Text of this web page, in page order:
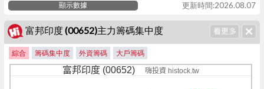
顯示數據 更新時間:2026.08.07
富邦印度 (00652)主力籌碼集中度
綜合 籌碼集中度 外資籌碼 大戶籌碼
富邦印度 (00652) 嗨投資 histock.tw